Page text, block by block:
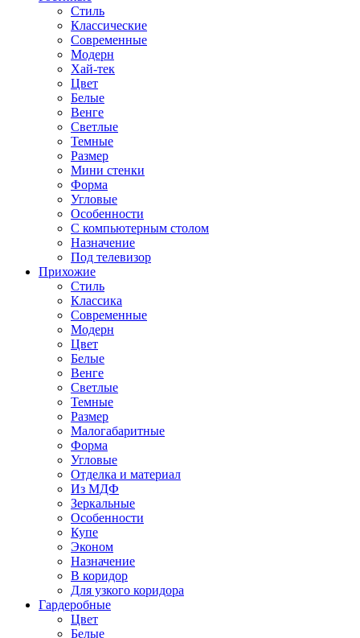
Стиль
Классические
Современные
Модерн
Хай-тек
Цвет
Белые
Венге
Светлые
Темные
Размер
Мини стенки
Форма
Угловые
Особенности
С компьютерным столом
Назначение
Под телевизор
Прихожие
Стиль
Классика
Современные
Модерн
Цвет
Белые
Венге
Светлые
Темные
Размер
Малогабаритные
Форма
Угловые
Отделка и материал
Из МДФ
Зеркальные
Особенности
Купе
Эконом
Назначение
В коридор
Для узкого коридора
Гардеробные
Цвет
Белые